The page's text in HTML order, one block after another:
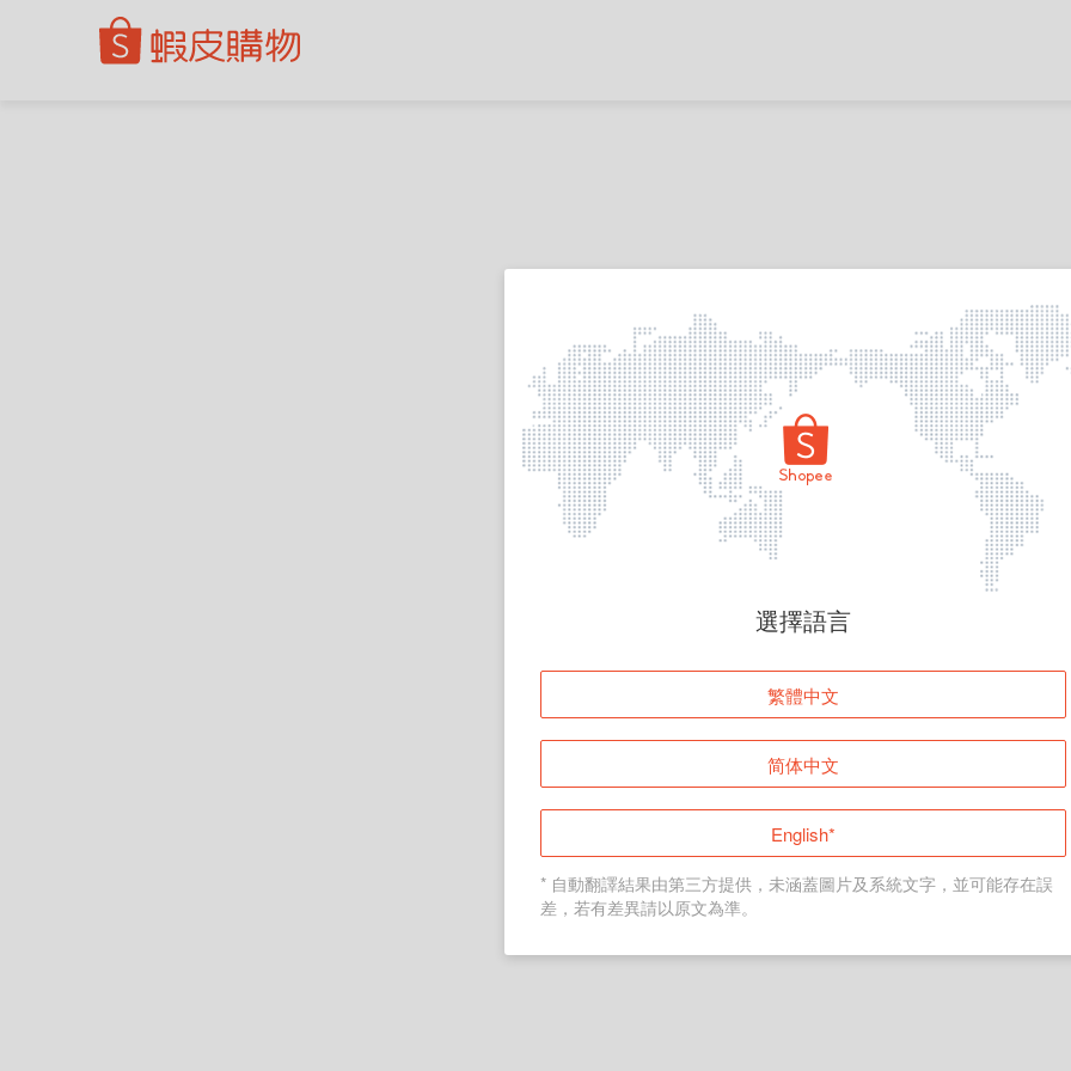
頁面無法顯示
登入
返回首頁
選擇語言
繁體中文
简体中文
English*
* 自動翻譯結果由第三方提供，未涵蓋圖片及系統文字，並可能存在誤
差，若有差異請以原文為準。